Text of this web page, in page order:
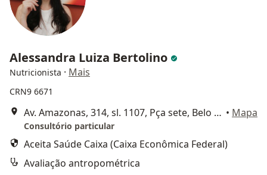
Alessandra Luiza Bertolino
Nutricionista · Mais
CRN9 6671
Av. Amazonas, 314, sl. 1107, Pça sete, Belo Horizonte • Mapa
Consultório particular
Aceita Saúde Caixa (Caixa Econômica Federal)
Avaliação antropométrica